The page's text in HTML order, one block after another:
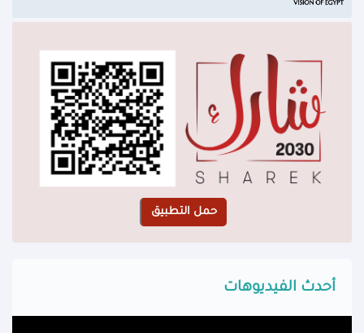
أحدث الفيديوهات